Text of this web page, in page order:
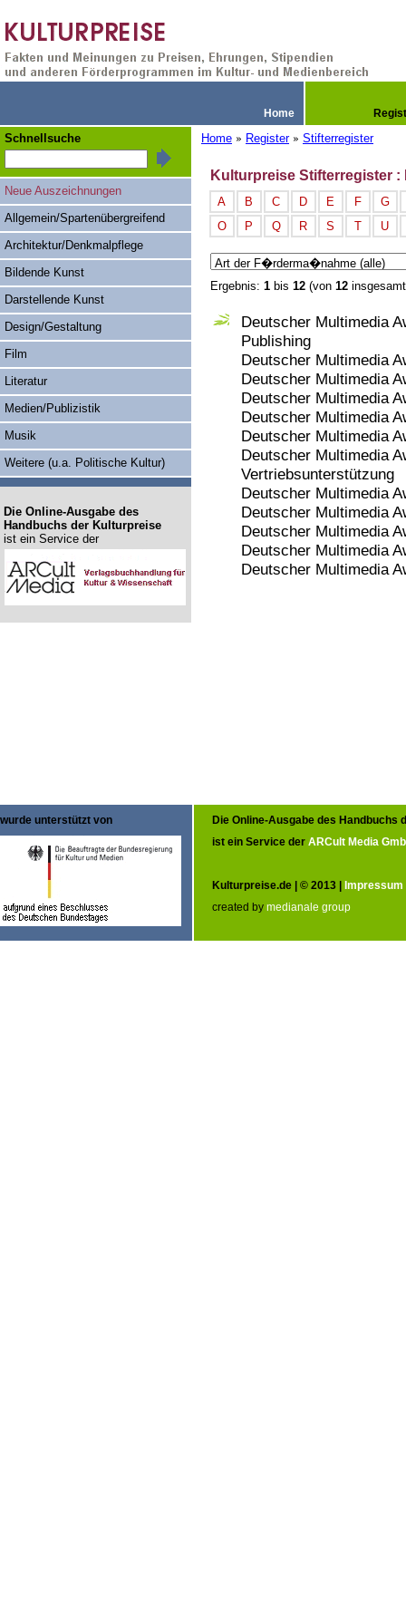
Home
Home » Register » Stifterregister
Kulturpreise Stifterregister
A B C D E F
G
O
P Q R S T U
Ergebnis: 1 bis 12 (von 12
Deutscher Multimedia
Publishing
Deutscher Multimedia
Deutscher Multimedia
Deutscher Multimedia
Deutscher Multimedia
Deutscher Multimedia
Deutscher Multimedia
Vertriebsunterstützung
Deutscher Multimedia
Deutscher Multimedia
Deutscher Multimedia
Deutscher Multimedia
Deutscher Multimedia
Schnellsuche
Neue Auszeichnungen
Allgemein/Spartenübergreifend
Architektur/Denkmalpflege
Bildende Kunst
Darstellende Kunst
Design/Gestaltung
Film
Literatur
Medien/Publizistik
Musik
Weitere (u.a. Politische Kultur)
Die Online-Ausgabe des
Handbuchs der Kulturpreise
ist ein Service der
wurde unterstützt von
Die Online-Ausgabe des Handbuchs
ist ein Service der ARCult Media
Kulturpreise.de | © 2013 | Impressum
created by medianale group